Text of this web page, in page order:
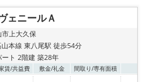
登
ェニールＡ
市上大久保
山本線 東八尾駅 徒歩54分
ート 2階建 築28年
賃/共益費 敷金/礼金 間取り/専有面積